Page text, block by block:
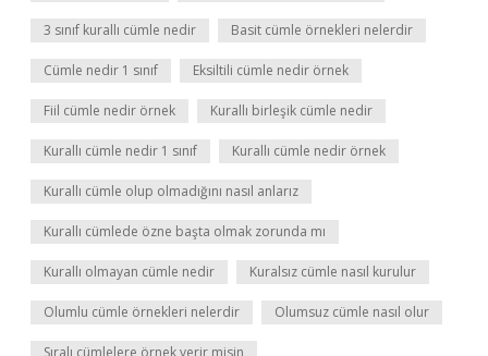
3 sınıf kurallı cümle nedir Basit cümle örnekleri nelerdir
Cümle nedir 1 sınıf Eksiltili cümle nedir örnek
Fiil cümle nedir örnek Kurallı birleşik cümle nedir
Kurallı cümle nedir 1 sınıf Kurallı cümle nedir örnek
Kurallı cümle olup olmadığını nasıl anlarız
Kurallı cümlede özne başta olmak zorunda mı
Kurallı olmayan cümle nedir Kuralsız cümle nasıl kurulur
Olumlu cümle örnekleri nelerdir Olumsuz cümle nasıl olur
Sıralı cümlelere örnek verir misin